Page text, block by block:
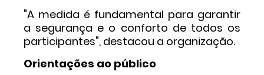
"A medida é fundamental para garantir
a segurança e o conforto de todos os
participantes", destacou a organização.
Orientações ao público